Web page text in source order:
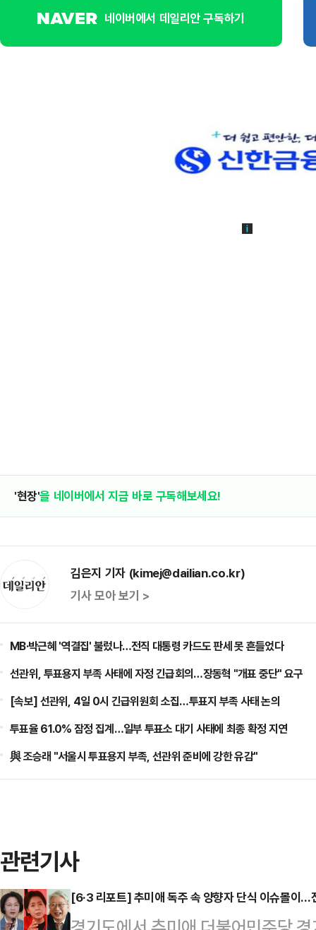
네이버에서 데일리안 구독하기
'현장'을 네이버에서 지금 바로 구독해보세요!
김은지 기자 (kimej@dailian.co.kr)
기사 모아 보기 >
MB·박근혜 '역결집' 불렀나…전직 대통령 카드도 판세 못 흔들었다
선관위, 투표용지 부족 사태에 자정 긴급회의…장동혁 "개표 중단" 요구
[속보] 선관위, 4일 0시 긴급위원회 소집…투표지 부족 사태 논의
투표율 61.0% 잠정 집계…일부 투표소 대기 사태에 최종 확정 지연
與 조승래 "서울시 투표용지 부족, 선관위 준비에 강한 유감"
관련기사
[6·3 리포트] 추미애 독주 속 양향자 단식 이슈몰이…